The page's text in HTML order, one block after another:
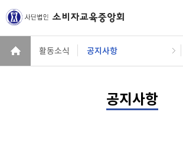
활동소식 공지사항
공지사항